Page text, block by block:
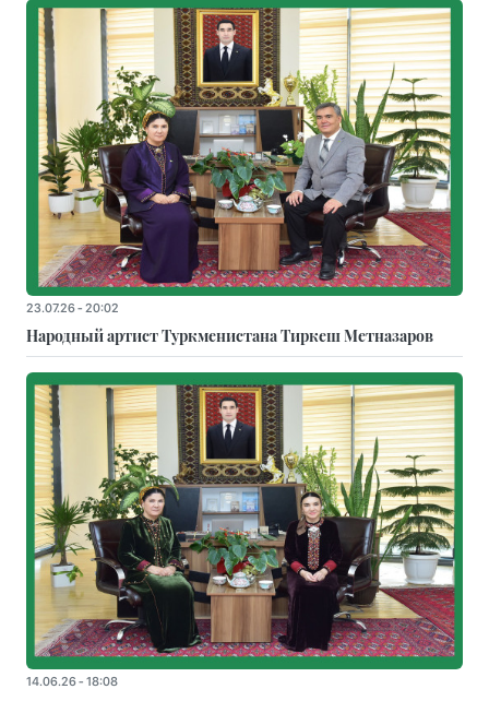
23.07.26 - 20:02
Народный артист Туркменистана Тиркеш Мeтназаров
14.06.26 - 18:08